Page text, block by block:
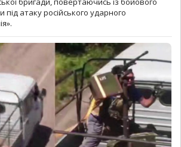
атаку російського ударного